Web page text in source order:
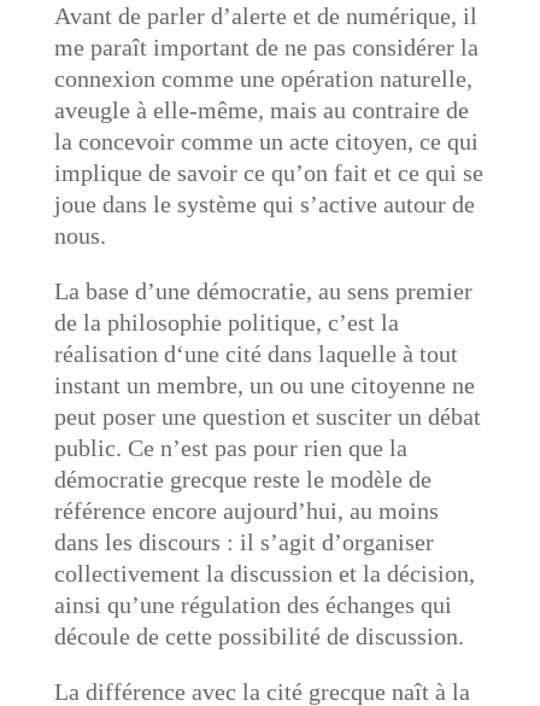
Avant de parler d’alerte et de numérique, il
me paraît important de ne pas considérer la
connexion comme une opération naturelle,
aveugle à elle-même, mais au contraire de
la concevoir comme un acte citoyen, ce qui
implique de savoir ce qu’on fait et ce qui se
joue dans le système qui s’active autour de
nous.
La base d’une démocratie, au sens premier
de la philosophie politique, c’est la
réalisation d‘une cité dans laquelle à tout
instant un membre, un ou une citoyenne ne
peut poser une question et susciter un débat
public. Ce n’est pas pour rien que la
démocratie grecque reste le modèle de
référence encore aujourd’hui, au moins
dans les discours : il s’agit d’organiser
collectivement la discussion et la décision,
ainsi qu’une régulation des échanges qui
découle de cette possibilité de discussion.
La différence avec la cité grecque naît à la